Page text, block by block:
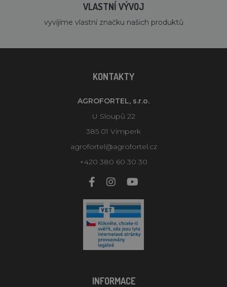
VLASTNÍ VÝVOJ
vyvíjíme vlastní značku našich produktů
KONTAKTY
AGROFORTEL, s.r.o.
U Sloupů 22
385 01 Vimperk
agrofortel@agrofortel.cz
+420 380 60 30 30
INFORMACE